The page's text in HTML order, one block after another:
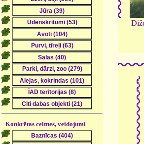
Konkrētas celtnes, veidojumi